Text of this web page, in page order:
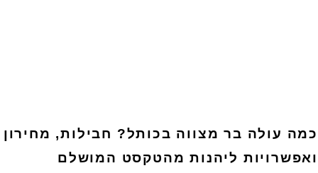
כמה עולה בר מצווה בכותל? חבילות, מחירון
ואפשרויות ליהנות מהטקסט המושלם